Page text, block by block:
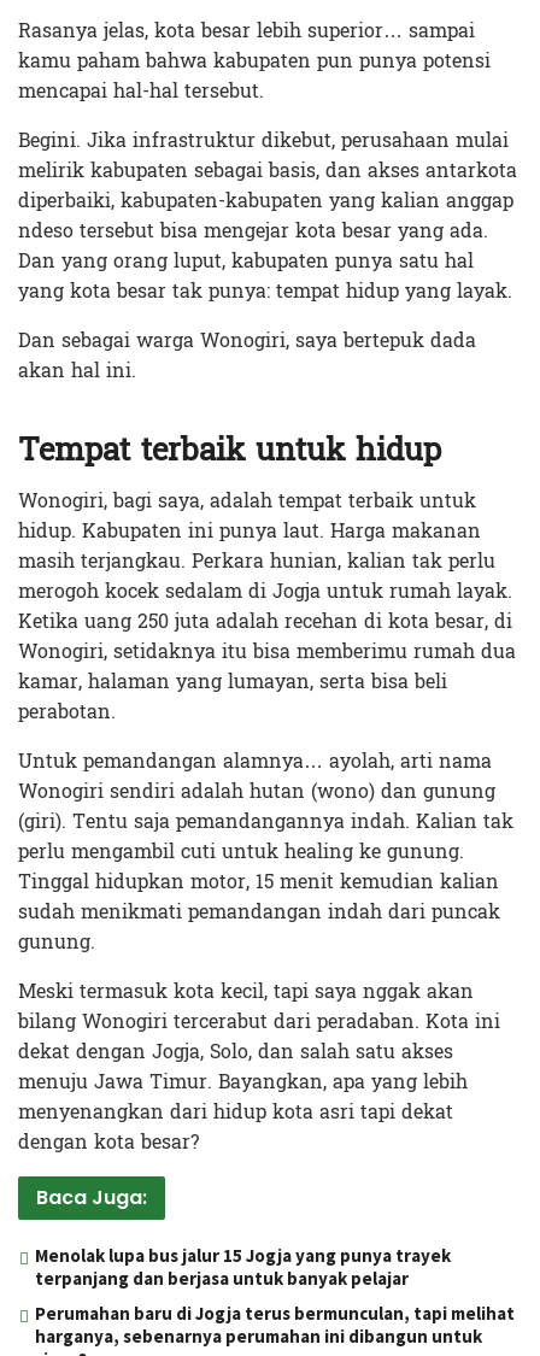
Rasanya jelas, kota besar lebih superior… sampai
kamu paham bahwa kabupaten pun punya potensi
mencapai hal-hal tersebut.
Begini. Jika infrastruktur dikebut, perusahaan mulai
melirik kabupaten sebagai basis, dan akses antarkota
diperbaiki, kabupaten-kabupaten yang kalian anggap
ndeso tersebut bisa mengejar kota besar yang ada.
Dan yang orang luput, kabupaten punya satu hal
yang kota besar tak punya: tempat hidup yang layak.
Dan sebagai warga Wonogiri, saya bertepuk dada
akan hal ini.
Tempat terbaik untuk hidup
Wonogiri, bagi saya, adalah tempat terbaik untuk
hidup. Kabupaten ini punya laut. Harga makanan
masih terjangkau. Perkara hunian, kalian tak perlu
merogoh kocek sedalam di Jogja untuk rumah layak.
Ketika uang 250 juta adalah recehan di kota besar, di
Wonogiri, setidaknya itu bisa memberimu rumah dua
kamar, halaman yang lumayan, serta bisa beli
perabotan.
Untuk pemandangan alamnya… ayolah, arti nama
Wonogiri sendiri adalah hutan (wono) dan gunung
(giri). Tentu saja pemandangannya indah. Kalian tak
perlu mengambil cuti untuk healing ke gunung.
Tinggal hidupkan motor, 15 menit kemudian kalian
sudah menikmati pemandangan indah dari puncak
gunung.
Meski termasuk kota kecil, tapi saya nggak akan
bilang Wonogiri tercerabut dari peradaban. Kota ini
dekat dengan Jogja, Solo, dan salah satu akses
menuju Jawa Timur. Bayangkan, apa yang lebih
menyenangkan dari hidup kota asri tapi dekat
dengan kota besar?
Baca Juga:
Menolak lupa bus jalur 15 Jogja yang punya trayek
terpanjang dan berjasa untuk banyak pelajar
Perumahan baru di Jogja terus bermunculan, tapi melihat
harganya, sebenarnya perumahan ini dibangun untuk